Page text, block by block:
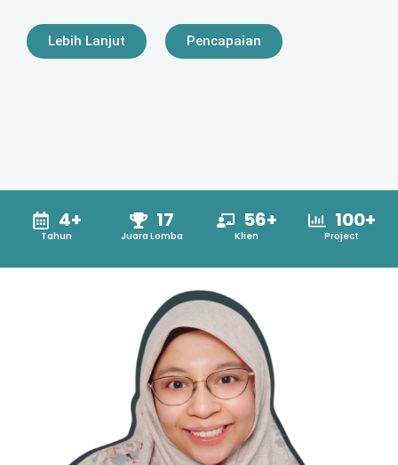
Lebih Lanjut Pencapaian
4+
Tahun
17
Juara Lomba
56+
Klien
100+
Project